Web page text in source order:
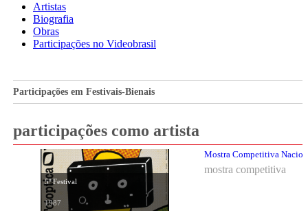
Artistas
Biografia
Obras
Participações no Videobrasil
Participações em Festivais-Bienais
participações como artista
5º Festival
1987
Mostra Competitiva
mostra competitiva